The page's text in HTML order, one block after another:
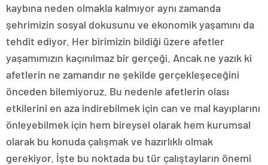
kaybına neden olmakla kalmıyor aynı zamanda
şehrimizin sosyal dokusunu ve ekonomik yaşamını da
tehdit ediyor. Her birimizin bildiği üzere afetler
yaşamımızın kaçınılmaz bir gerçeği. Ancak ne yazık ki
afetlerin ne zamandır ne şekilde gerçekleşeceğini
önceden bilemiyoruz. Bu nedenle afetlerin olası
etkilerini en aza indirebilmek için can ve mal kayıplarını
önleyebilmek için hem bireysel olarak hem kurumsal
olarak bu konuda çalışmak ve hazırlıklı olmak
gerekiyor. İşte bu noktada bu tür çalıştayların önemi